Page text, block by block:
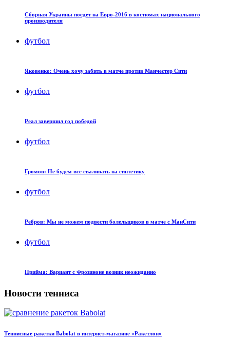
Сборная Украины поедет на Евро-2016 в костюмах национального
производителя
футбол
Яковенко: Очень хочу забить в матче против Манчестер Сити
футбол
Реал завершил год победой
футбол
Громов: Не будем все сваливать на синтетику
футбол
Ребров: Мы не можем подвести болельщиков в матче с МанСити
футбол
Прийма: Вариант с Фрозиноне возник неожиданно
Новости тенниса
Теннисные ракетки Babolat в интернет-магазине «Ракетлон»